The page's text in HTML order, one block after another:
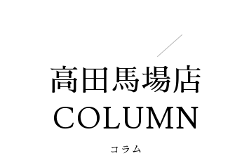
高田馬場店
COLUMN
コラム